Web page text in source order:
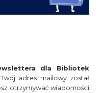
dla Bibliotek
adres mailowy został
otrzymywać wiadomości